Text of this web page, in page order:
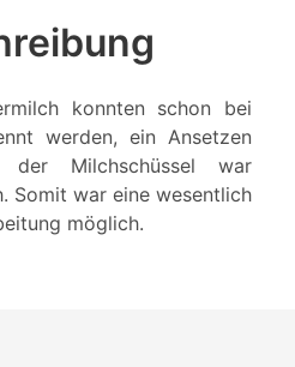
konnten schon bei
werden, ein Ansetzen
Milchschüssel war
Somit war eine wesentlich
möglich.